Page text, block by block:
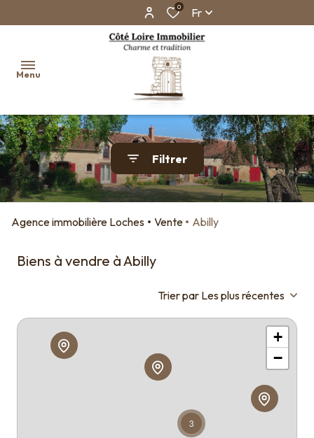
0 Fr
Menu
Accueil
Ventes
Biens
son
Qui
sommes
nous ?
Filtrer
Agence immobilière Loches Vente Abilly
Biens à vendre à Abilly
Trier par Les plus récentes
3
+
−